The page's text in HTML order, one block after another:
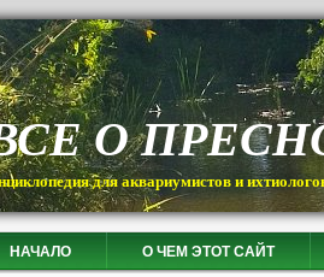
О
для аквариумистов и
НАЧАЛО О ЧЕМ ЭТОТ САЙТ